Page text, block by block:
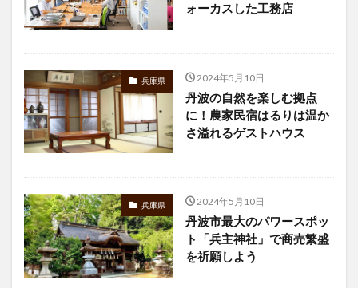
ォーカスした工務店
兵庫県 2024年5月10日
丹波の自然を楽しむ拠点
に！農家民宿はるりは温か
さ溢れるゲストハウス
兵庫県 2024年5月10日
丹波市最大のパワースポッ
ト「兵主神社」で商売繁盛
を祈願しよう